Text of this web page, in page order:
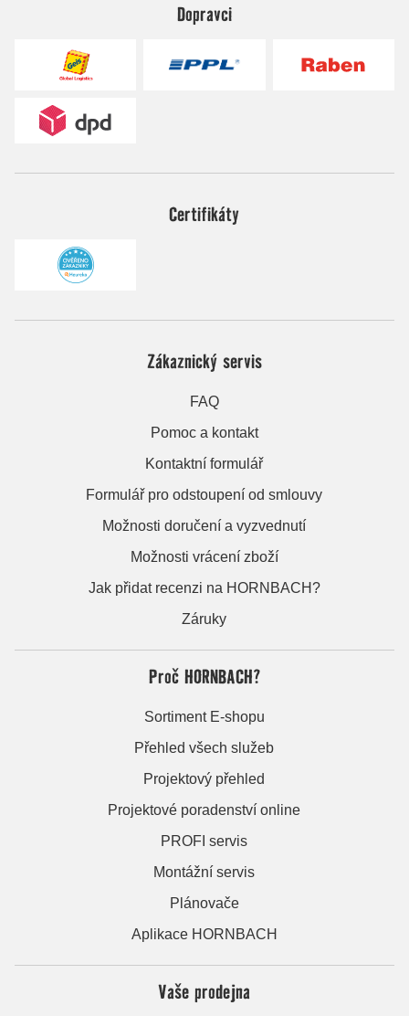
Dopravci
Certifikáty
Zákaznický servis
FAQ
Pomoc a kontakt
Kontaktní formulář
Formulář pro odstoupení od smlouvy
Možnosti doručení a vyzvednutí
Možnosti vrácení zboží
Jak přidat recenzi na HORNBACH?
Záruky
Proč HORNBACH?
Sortiment E-shopu
Přehled všech služeb
Projektový přehled
Projektové poradenství online
PROFI servis
Montážní servis
Plánovače
Aplikace HORNBACH
Vaše prodejna